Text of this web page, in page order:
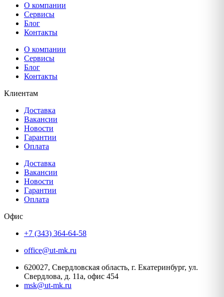
О компании
Сервисы
Блог
Контакты
О компании
Сервисы
Блог
Контакты
Клиентам
Доставка
Вакансии
Новости
Гарантии
Оплата
Доставка
Вакансии
Новости
Гарантии
Оплата
Офис
+7 (343) 364-64-58
office@ut-mk.ru
620027, Свердловская область, г. Екатеринбург, ул.
Свердлова, д. 11а, офис 454
msk@ut-mk.ru